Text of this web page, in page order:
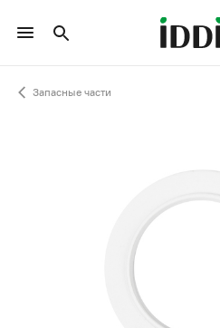
Запасные части